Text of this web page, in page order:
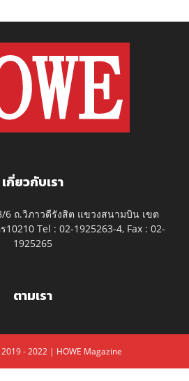
เกี่ยวกับเรา
6 ถ.วิภาวดีรังสิต แขวงสนามบิน เขต
Tel : 02-1925263-4, Fax : 02-
1925265
ตามเรา
2019 - 2022 | HOWE Magazine